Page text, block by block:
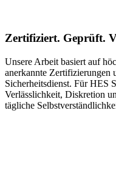
Zertifiziert. Geprüft.
Unsere Arbeit basiert auf
anerkannte Zertifizierungen
Sicherheitsdienst. Für HES
Verlässlichkeit, Diskretion
tägliche